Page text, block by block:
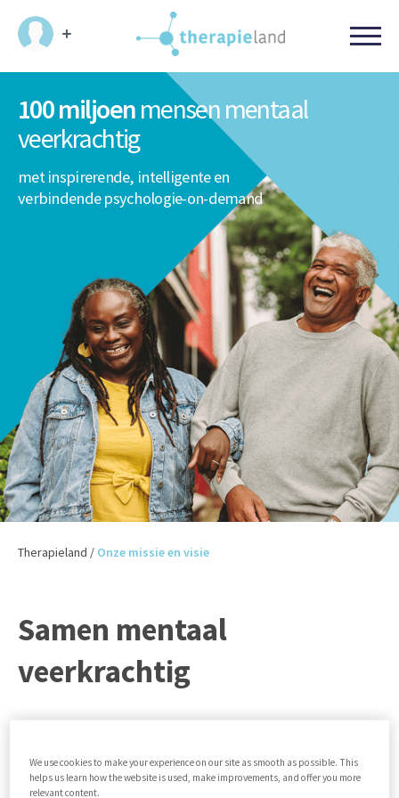
100 miljoenmensenmentaal
veerkrachtig
met inspirerende, intelligente en
verbindende psychologie-on-demand
Therapieland / Onze missie en visie
Samen mentaal
veerkrachtig
worden voorzien. Ook de vraag naar snelle en kwalitatieve
psychologische ondersteuning groeit, terwijl we steeds
We use cookies to make your experience on our site as smooth as possible. This
helps us learn how the website is used, make improvements, and offer you more
relevant content.